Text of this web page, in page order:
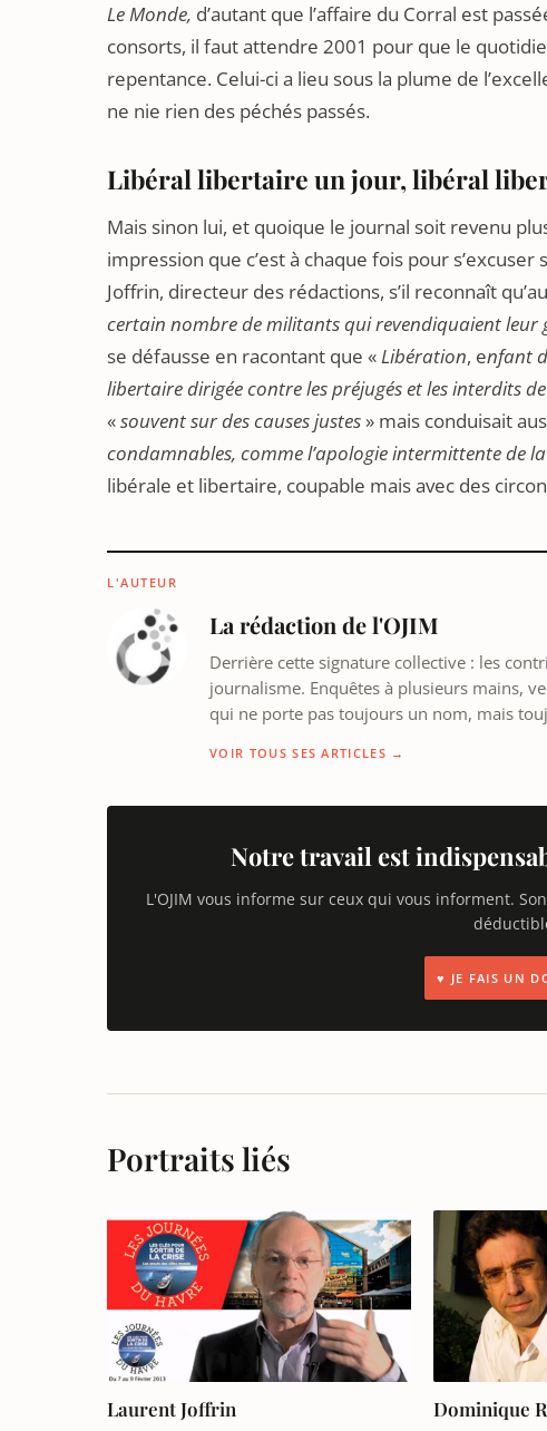
Le Monde, d’autant que l’affaire du Corral est
consorts, il faut attendre 2001 pour que le
repentance. Celui-ci a lieu sous la plume de
ne nie rien des péchés passés.
Libéral libertaire un jour, libéral
Mais sinon lui, et quoique le journal soit revenu
impression que c’est à chaque fois pour
Joffrin, directeur des rédactions, s’il reconnaît
certain nombre de militants qui revendiquaient leur
se défausse en racontant que «Libération, enfant
libertaire dirigée contre les préjugés et les interdits de
«souvent sur des causes justes » mais conduisait
condamnables, comme l’apologie intermittente de
libérale et libertaire, coupable mais avec des
L'AUTEUR
La rédaction de l'OJIM
Derrière cette signature collective : les
journalisme. Enquêtes à plusieurs mains,
qui ne porte pas toujours un nom, mais
VOIR TOUS SES ARTICLES →
Notre travail est
L'OJIM vous informe sur ceux qui vous informent.
♥ JE FAIS UN
Portraits liés
Laurent Joffrin Dominique